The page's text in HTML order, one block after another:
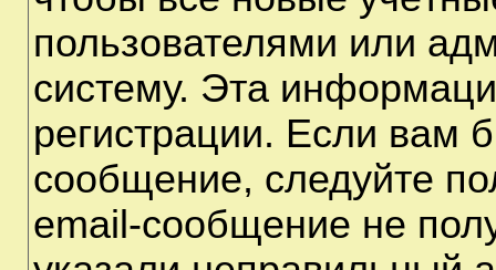
пользователями или
систему. Эта
регистрации. Если вам
сообщение, следуйте
email-сообщение не